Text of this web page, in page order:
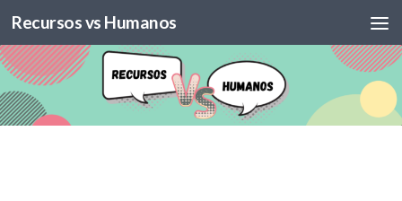
Skip to content
Recursos vs Humanos